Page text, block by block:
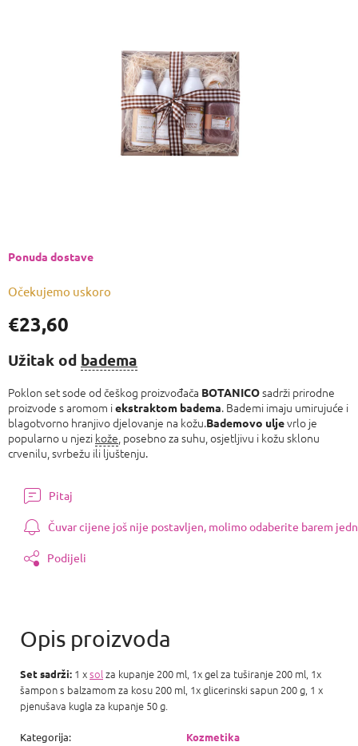
€23,60
cijenu:
Očekujemo uskoro
Ponuda dostave
Užitak od badema
Poklon set sode od češkog proizvođača BOTANICOsadrži prirodne
proizvode s aromom iekstraktom badema. Bademi imaju umirujuće i
blagotvorno hranjivo djelovanje na kožu.Bademovo uljevrlo je
popularno u njezi kože , posebno za suhu, osjetljivu i kožu sklonu
crvenilu, svrbežu ili ljuštenju.
Pitaj
Čuvar cijene još nije postavljen, molimo odaberite barem
Podijeli
Set sadrži: 1 xsolza kupanje 200 ml, 1x gel za tuširanje 200 ml, 1x
šampon s balzamom za kosu 200 ml, 1x glicerinski sapun 200 g, 1 x
pjenušava kugla za kupanje 50 g.
Kategorija:
Kozmetika